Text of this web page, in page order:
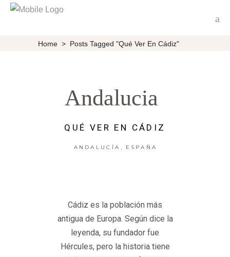
Home > Posts Tagged "qué Ver En Cádiz"
Andalucia
QUÉ VER EN CÁDIZ
ANDALUCÍA , ESPAÑA
Cádiz es la población más
antigua de Europa. Según dice la
leyenda, su fundador fue
Hércules, pero la historia tiene